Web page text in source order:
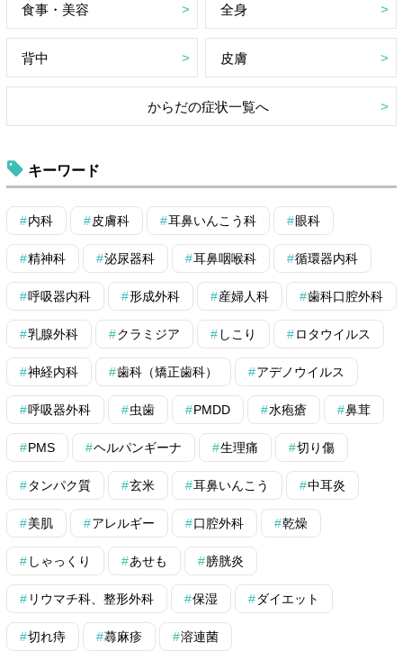
食事・美容 全身
背中 皮膚
からだの症状一覧へ
キーワード
内科 皮膚科 耳鼻いんこう科 眼科
精神科 泌尿器科 耳鼻咽喉科 循環器内科
呼吸器内科 形成外科 産婦人科 歯科口腔外科
乳腺外科 クラミジア しこり ロタウイルス
神経内科 歯科（矯正歯科） アデノウイルス
呼吸器外科 虫歯 PMDD 水疱瘡 鼻茸
PMS ヘルパンギーナ 生理痛 切り傷
タンパク質 玄米 耳鼻いんこう 中耳炎
美肌 アレルギー 口腔外科 乾燥
しゃっくり あせも 膀胱炎
リウマチ科、整形外科 保湿 ダイエット
切れ痔 蕁麻疹 溶連菌